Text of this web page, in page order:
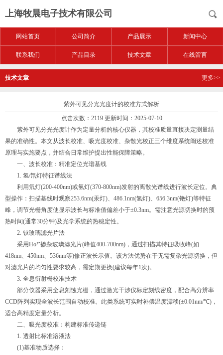
上海牧晨电子技术有限公司
网站首页 公司简介 产品展示 新闻中心
联系我们 产品目录 技术文章 在线留言
技术文章 更多>>
紫外可见分光光度计的校准方式解析
点击次数：2119 更新时间：2025-07-10
紫外可见分光光度计作为定量分析的核心仪器，其校准质量直接决定测量结
果的准确性。本文从波长校准、吸光度校准、杂散光校正三个维度系统阐述校准
原理与实施要点，并结合日常维护提出性能保障策略。
一、波长校准：精准定位光谱基线
1. 氢/氘灯特征谱线法
利用氘灯(200-400nm)或氢灯(370-800nm)发射的离散光谱线进行波长定位。典
型操作：扫描基线时观察253.6nm(汞灯)、486.1nm(氢灯)、656.3nm(铯灯)等特征
峰，调节光栅角度使显示波长与标准值偏差小于±0.3nm。需注意光源切换时的预
热时间(通常30分钟)及光学系统的热稳定性。
2. 钬玻璃滤光片法
采用Ho³⁺掺杂玻璃滤光片(峰值400-700nm)，通过扫描其特征吸收峰(如
418nm、450nm、536nm等)修正波长示值。该方法优势在于无需复杂光源切换，但
对滤光片的均匀性要求较高，需定期更换(建议每年1次)。
3. 全息衍射栅校准技术
部分仪器采用全息刻蚀光栅，通过激光干涉仪标定刻线密度，配合高分辨率
CCD阵列实现全波长范围自动校准。此类系统可实时补偿温度漂移(±0.01nm/℃)，
适合高精度定量分析。
二、吸光度校准：构建标准传递链
1. 透射比标准溶液法
(1)基准物质选择：